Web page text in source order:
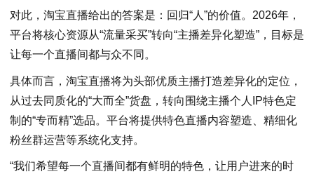
对此，淘宝直播给出的答案是：回归“人”的价值。2026年，
平台将核心资源从“流量采买”转向“主播差异化塑造”，目标是
让每一个直播间都与众不同。
具体而言，淘宝直播将为头部优质主播打造差异化的定位，
从过去同质化的“大而全”货盘，转向围绕主播个人IP特色定
制的“专而精”选品。平台将提供特色直播内容塑造、精细化
粉丝群运营等系统化支持。
“我们希望每一个直播间都有鲜明的特色，让用户进来的时